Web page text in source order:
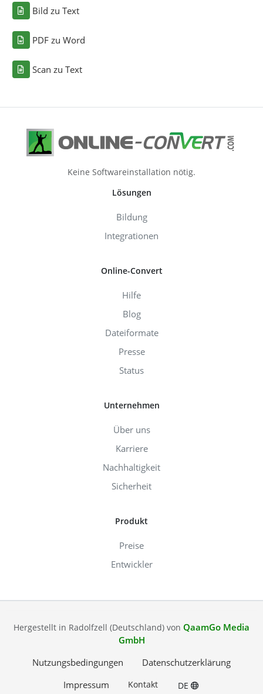
Bild zu Text
PDF zu Word
Scan zu Text
Keine Softwareinstallation nötig.
Lösungen
Bildung
Integrationen
Online-Convert
Hilfe
Blog
Dateiformate
Presse
Status
Unternehmen
Über uns
Karriere
Nachhaltigkeit
Sicherheit
Produkt
Preise
Entwickler
Hergestellt in Radolfzell (Deutschland) von QaamGo Media
GmbH
Nutzungsbedingungen
Datenschutzerklärung
Impressum
Kontakt DE